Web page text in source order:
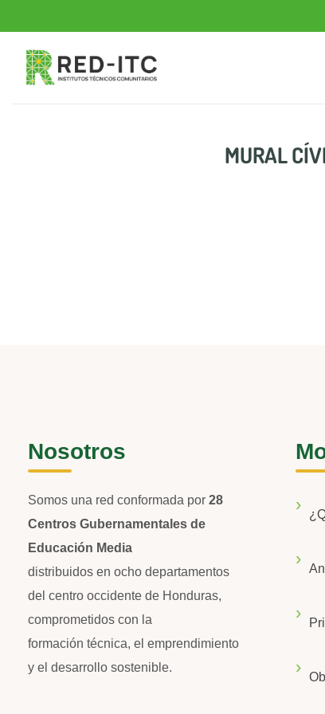
al
contenido
MURAL
Nosotros
Somos una red conformada por 28
Centros Gubernamentales de
Educación Media
distribuidos en ocho departamentos
del centro occidente de Honduras,
comprometidos con la
formación técnica, el emprendimiento
y el desarrollo sostenible.